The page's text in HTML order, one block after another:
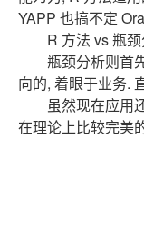
YAPP 也搞不定
R 方法 vs 瓶颈
瓶颈分析则首先
向的, 着眼于业务.
虽然现在应用还
在理论上比较完美